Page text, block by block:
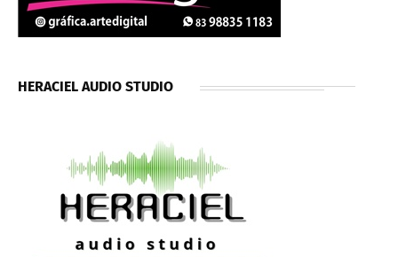
HERACIEL AUDIO STUDIO